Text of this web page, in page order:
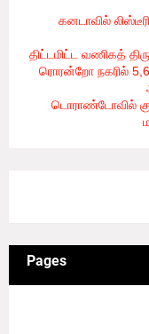
கனடாவில்
திட்டமிட்ட வணிகத்
ரொரன்றோ நகரில்
டொராண்டோவில்
Pages